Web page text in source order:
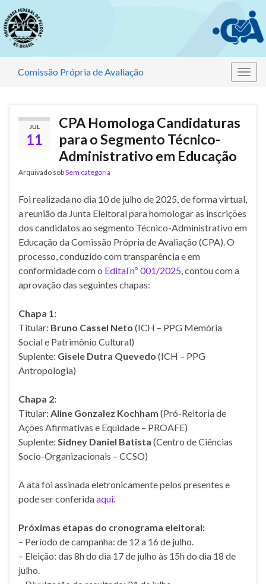
Comissão Própria de Avaliação
JUL
11
CPA Homologa Candidaturas
para o Segmento Técnico-
Administrativo em Educação
Arquivado sobSem categoria
Foi realizada no dia 10 de julho de 2025, de forma virtual,
a reunião da Junta Eleitoral para homologar as inscrições
dos candidatos ao segmento Técnico-Administrativo em
Educação da Comissão Própria de Avaliação (CPA). O
processo, conduzido com transparência e em
conformidade com o Edital nº 001/2025 , contou com a
aprovação das seguintes chapas:
Chapa 1:
Titular: Bruno Cassel Neto (ICH – PPG Memória
Social e Patrimônio Cultural)
Suplente: Gisele Dutra Quevedo (ICH – PPG
Antropologia)
Chapa 2:
Titular: Aline Gonzalez Kochham (Pró-Reitoria de
Ações Afirmativas e Equidade – PROAFE)
Suplente: Sidney Daniel Batista (Centro de Ciências
Socio-Organizacionais – CCSO)
A ata foi assinada eletronicamente pelos presentes e
pode ser conferidaaqui
Próximas etapas do cronograma eleitoral:
– Período de campanha: de 12 a 16 de julho.
– Eleição: das 8h do dia 17 de julho às 15h do dia 18 de
julho.